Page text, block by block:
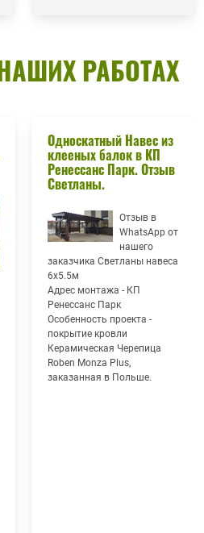
РАБОТАХ
Односкатный Навес из
клееных балок в КП
Ренессанс Парк. Отзыв
Светланы.
Отзыв в
WhatsApp от
нашего
заказчика Светланы навеса
6х5.5м
Адрес монтажа - КП
Ренессанс Парк
Особенность проекта -
покрытие кровли
Керамическая Черепица
Roben Monza Plus,
заказанная в Польше.